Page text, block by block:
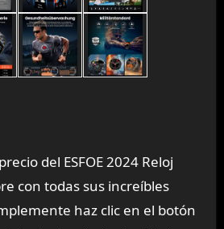
del ESFOE 2024 Reloj
con todas sus increíbles
haz clic en el botón